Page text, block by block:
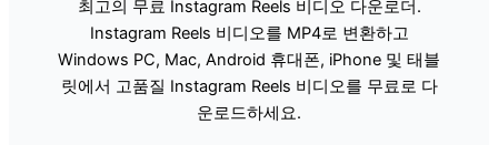
최고의 무료 Instagram Reels 비디오 다운로더.
Instagram Reels 비디오를 MP4로 변환하고
Windows PC, Mac, Android 휴대폰, iPhone 및 태블
릿에서 고품질 Instagram Reels 비디오를 무료로 다
운로드하세요.